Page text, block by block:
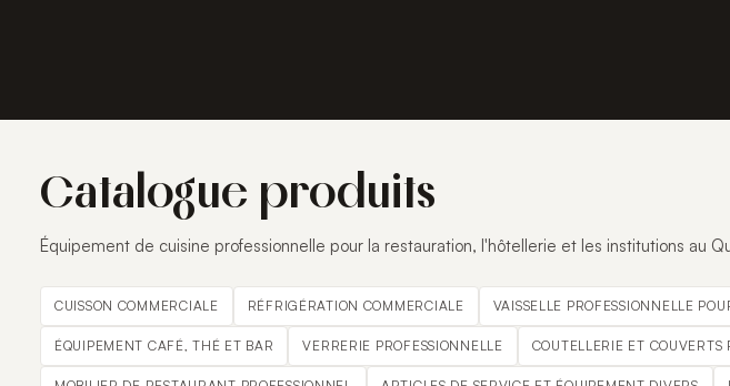
Catalogue produits
Équipement de cuisine professionnelle pour la restauration, l'hôtellerie et les institutions au
CUISSON COMMERCIALE RÉFRIGÉRATION COMMERCIALE VAISSELLE PROFESSIONNELLE
ÉQUIPEMENT CAFÉ, THÉ ET BAR VERRERIE PROFESSIONNELLE COUTELLERIE ET COUVERTS